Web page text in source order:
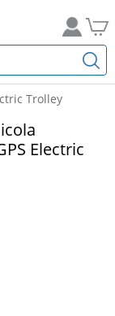
Trolley
Electric